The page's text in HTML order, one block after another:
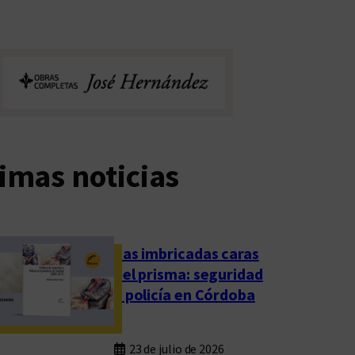
noticias
Las imbricadas caras
del prisma: seguridad
y policía en Córdoba
23 de julio de 2026